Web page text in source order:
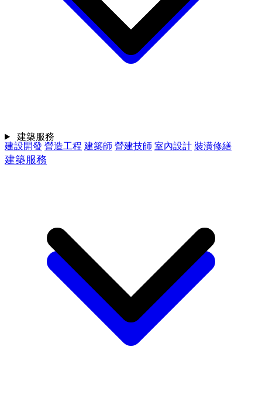
建設開發 營造工程 建築師 營建技師 室內設計 裝潢修繕
建築服務
建築服務